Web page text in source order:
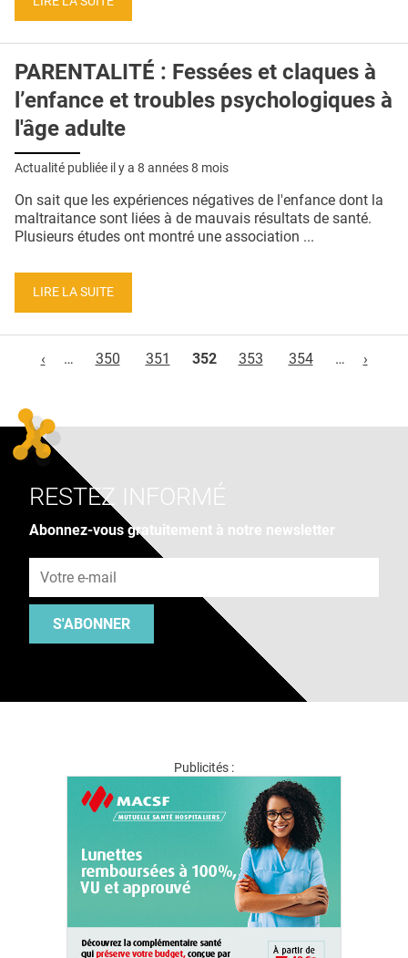
PARENTALITÉ : Fessées et claques à
l’enfance et troubles psychologiques à
l'âge adulte
Actualité publiée il y a 8 années 8 mois
On sait que les expériences négatives de l'enfance dont la
maltraitance sont liées à de mauvais résultats de santé.
Plusieurs études ont montré une association ...
LIRE LA SUITE
‹
… 350 351 352 353 354 … ›
RESTEZ INFORMÉ
Abonnez-vous gratuitement à notre newsletter
S'ABONNER
Publicités :